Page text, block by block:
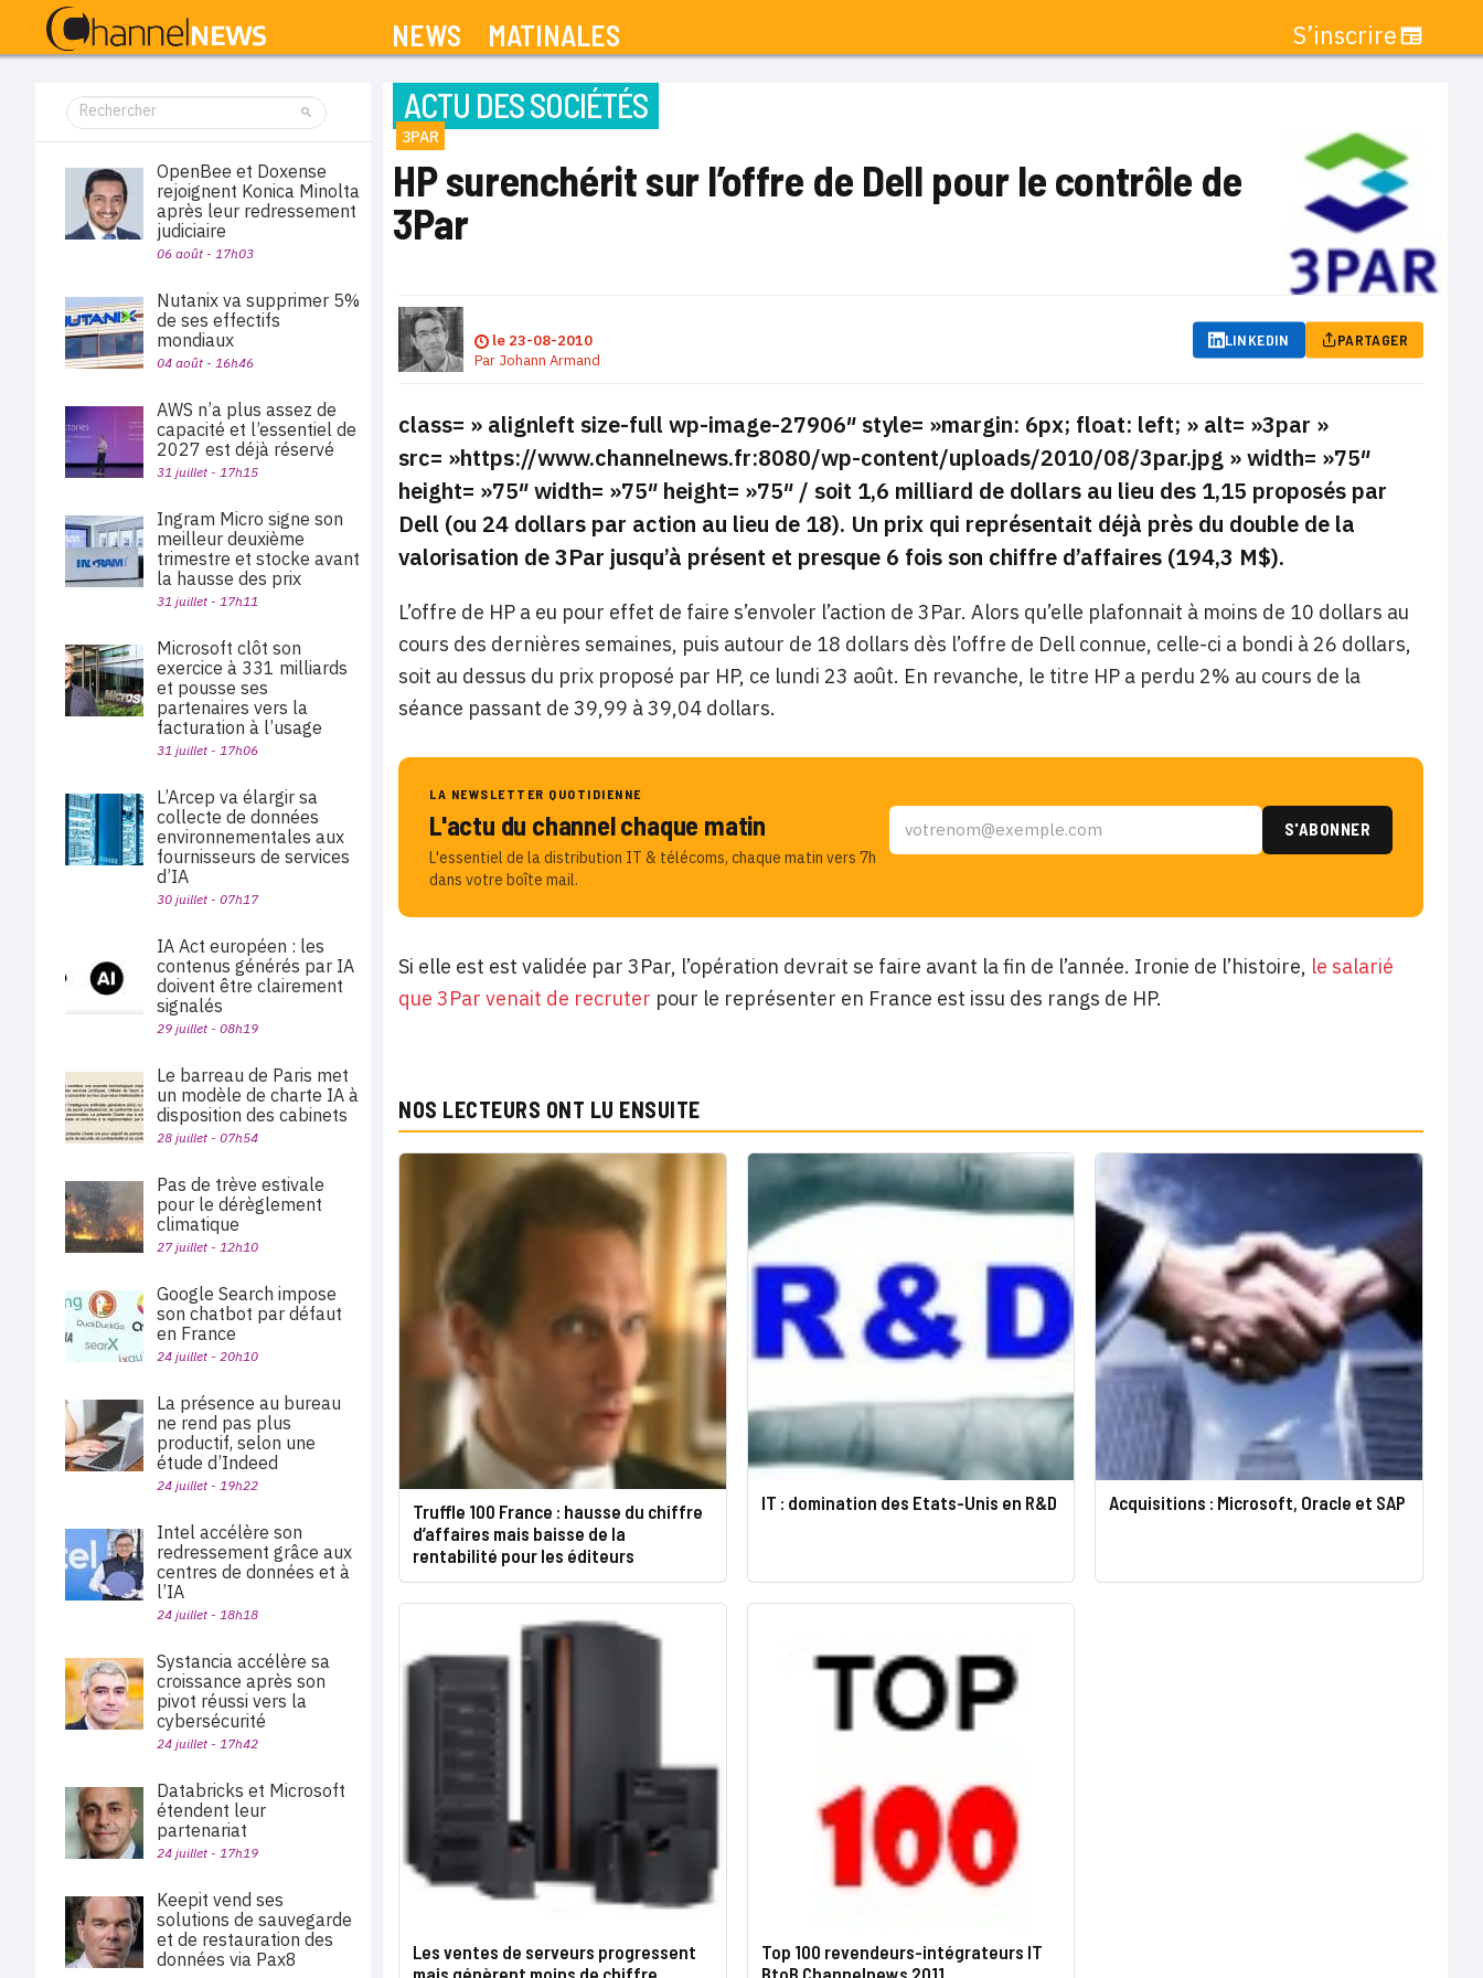
NEWS MATINALES S’inscrire
ACTU DES SOCIÉTÉS
3PAR
HP surenchérit sur l’offre de Dell pour le contrôle de
3Par
le 23-08-2010
Par Johann Armand
LINKEDIN PARTAGER
class= » alignleft size-full wp-image-27906″ style= »margin: 6px; float: left; » alt= »3par »
src= »https://www.channelnews.fr:8080/wp-content/uploads/2010/08/3par.jpg » width= »75″
height= »75″ width= »75″ height= »75″ / soit 1,6 milliard de dollars au lieu des 1,15 proposés par
Dell (ou 24 dollars par action au lieu de 18). Un prix qui représentait déjà près du double de la
valorisation de 3Par jusqu’à présent et presque 6 fois son chiffre d’affaires (194,3 M$).
L’offre de HP a eu pour effet de faire s’envoler l’action de 3Par. Alors qu’elle plafonnait à moins de 10 dollars au
cours des dernières semaines, puis autour de 18 dollars dès l’offre de Dell connue, celle-ci a bondi à 26 dollars,
soit au dessus du prix proposé par HP, ce lundi 23 août. En revanche, le titre HP a perdu 2% au cours de la
séance passant de 39,99 à 39,04 dollars.
LA NEWSLETTER QUOTIDIENNE
L'actu du channel chaque matin
L'essentiel de la distribution IT & télécoms, chaque matin vers 7h
dans votre boîte mail.
Si elle est est validée par 3Par, l’opération devrait se faire avant la fin de l’année. Ironie de l’histoire, le salarié
que 3Par venait de recruter pour le représenter en France est issu des rangs de HP.
NOS LECTEURS ONT LU ENSUITE
Truffle 100 France : hausse du chiffre
d’affaires mais baisse de la
rentabilité pour les éditeurs
IT : domination des Etats-Unis en R&D Acquisitions : Microsoft, Oracle et SAP
Les ventes de serveurs progressent
Top 100 revendeurs-intégrateurs IT
OpenBee et Doxense
rejoignent Konica Minolta
après leur redressement
judiciaire
06 août - 17h03
Nutanix va supprimer 5%
de ses effectifs
mondiaux
04 août - 16h46
AWS n’a plus assez de
capacité et l’essentiel de
2027 est déjà réservé
31 juillet - 17h15
Ingram Micro signe son
meilleur deuxième
trimestre et stocke avant
la hausse des prix
31 juillet - 17h11
Microsoft clôt son
exercice à 331 milliards
et pousse ses
partenaires vers la
facturation à l’usage
31 juillet - 17h06
L’Arcep va élargir sa
collecte de données
environnementales aux
fournisseurs de services
d’IA
30 juillet - 07h17
IA Act européen : les
contenus générés par IA
doivent être clairement
signalés
29 juillet - 08h19
Le barreau de Paris met
un modèle de charte IA à
disposition des cabinets
28 juillet - 07h54
Pas de trève estivale
pour le dérèglement
climatique
27 juillet - 12h10
Google Search impose
son chatbot par défaut
en France
24 juillet - 20h10
La présence au bureau
ne rend pas plus
productif, selon une
étude d’Indeed
24 juillet - 19h22
Intel accélère son
redressement grâce aux
centres de données et à
l’IA
24 juillet - 18h18
Systancia accélère sa
croissance après son
pivot réussi vers la
cybersécurité
24 juillet - 17h42
Databricks et Microsoft
étendent leur
partenariat
24 juillet - 17h19
Keepit vend ses
solutions de sauvegarde
et de restauration des
données via Pax8